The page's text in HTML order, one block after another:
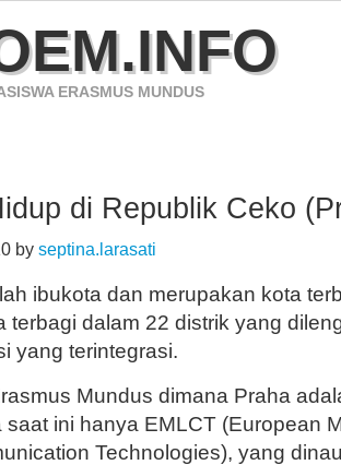
ERASMUS MUNDUS
di Republik Ceko
by septina.larasati
ibukota dan merupakan kota
terbagi dalam 22 distrik yang
yang terintegrasi.
Mundus dimana Praha
saat ini hanya EMLCT (European
Technologies), yang